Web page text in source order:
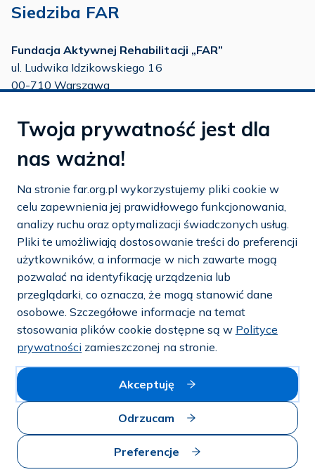
Siedziba FAR
Fundacja Aktywnej Rehabilitacji „FAR”
ul. Ludwika Idzikowskiego 16
00-710 Warszawa
tel.:22 651 88 03
22 858 26 39
tel.:22 642 22 91
e-mail:info@far.org.pl
© 2026 — FAR.org.pl
Polityka prywatności i cookies
Mapa strony
Dostosuj cookies
Twoja prywatność jest dla
nas ważna!
Na stronie far.org.pl wykorzystujemy pliki cookie w
celu zapewnienia jej prawidłowego funkcjonowania,
analizy ruchu oraz optymalizacji świadczonych usług.
Pliki te umożliwiają dostosowanie treści do preferencji
użytkowników, a informacje w nich zawarte mogą
pozwalać na identyfikację urządzenia lub
przeglądarki, co oznacza, że mogą stanowić dane
osobowe. Szczegółowe informacje na temat
stosowania plików cookie dostępne są w Polityce
prywatności zamieszczonej na stronie.
Akceptuję
Odrzucam
Preferencje